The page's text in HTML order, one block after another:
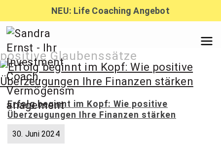
Inhalt
springen
NEU: Life Coaching Angebot
Sandra
Ernst –
Finanzber
positive Glaubenssätze
Erfolg beginnt im Kopf: Wie positive
Überzeugungen Ihre Finanzen stärken
30. Juni 2024